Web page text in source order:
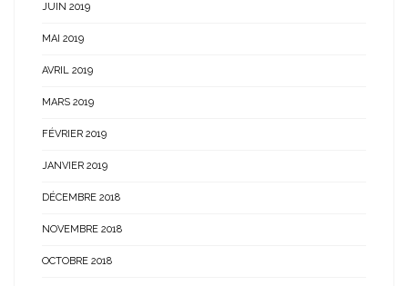
JUIN 2019
MAI 2019
AVRIL 2019
MARS 2019
FÉVRIER 2019
JANVIER 2019
DÉCEMBRE 2018
NOVEMBRE 2018
OCTOBRE 2018